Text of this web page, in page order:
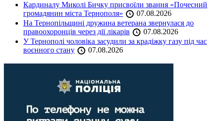
Кардиналу Миколі Бичку присвоїли звання «Почесний
громадянин міста Тернополя»
07.08.2026
На Тернопільщині дружина ветерана звернулася до
правоохоронців через дії лікарів
07.08.2026
У Тернополі чоловіка засудили за крадіжку газу під час
воєнного стану
07.08.2026